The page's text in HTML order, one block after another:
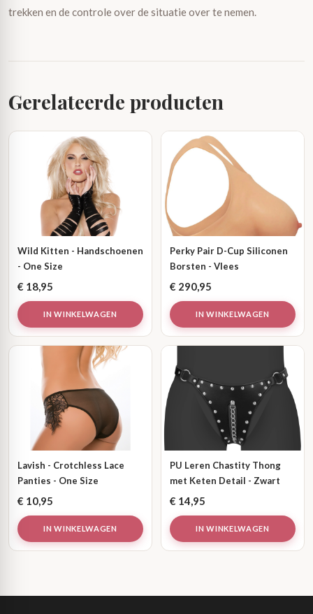
trekken en de controle over de situatie over te nemen.
Gerelateerde producten
Wild Kitten - Handschoenen
- One Size
€ 18,95
IN WINKELWAGEN
Perky Pair D-Cup Siliconen
Borsten - Vlees
€ 290,95
IN WINKELWAGEN
Lavish - Crotchless Lace
Panties - One Size
€ 10,95
IN WINKELWAGEN
PU Leren Chastity Thong
met Keten Detail - Zwart
€ 14,95
IN WINKELWAGEN